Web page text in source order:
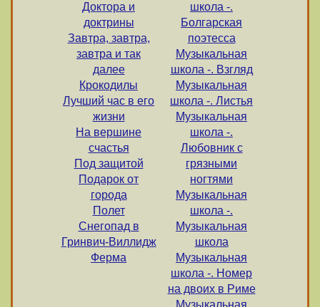
Доктора и
доктрины
Завтра, завтра,
завтра и так
далее
Крокодилы
Лучший час в его
жизни
На вершине
счастья
Под защитой
Подарок от
города
Полет
Снегопад в
Гринвич-Виллидж
Ферма
школа -.
Болгарская
поэтесса
Музыкальная
школа -. Взгляд
Музыкальная
школа -. Листья
Музыкальная
школа -.
Любовник с
грязными
ногтями
Музыкальная
школа -.
Музыкальная
школа
Музыкальная
школа -. Номер
на двоих в Риме
Музыкальная